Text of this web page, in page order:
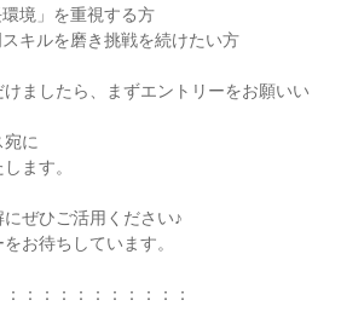
境」を重視する方
キルを磨き挑戦を続けたい方
ましたら、まずエントリーをお願いい
に
ます。
ぜひご活用ください♪
お待ちしています。
：：：：：：：：：：